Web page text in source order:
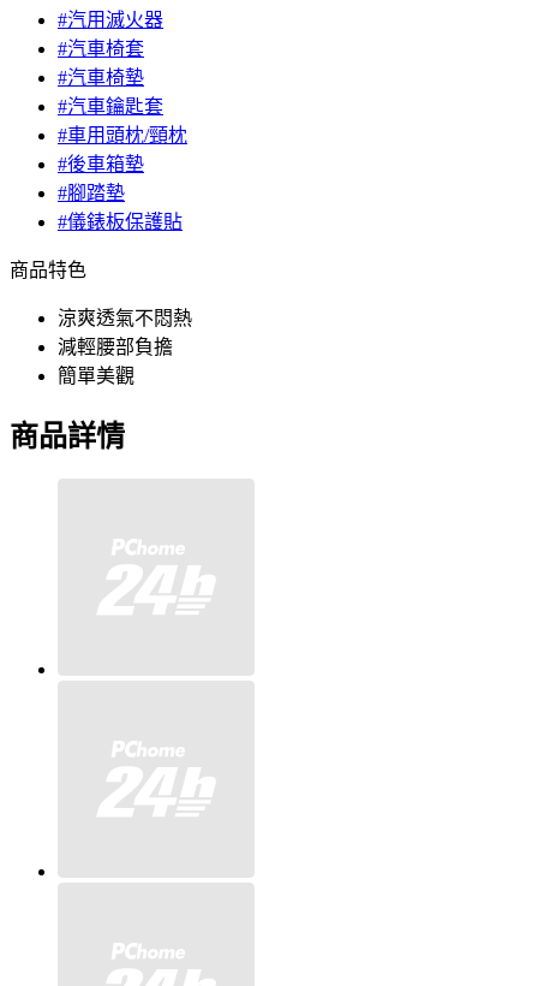
#汽用滅火器
#汽車椅套
#汽車椅墊
#汽車鑰匙套
#車用頭枕/頸枕
#後車箱墊
#腳踏墊
#儀錶板保護貼
商品特色
涼爽透氣不悶熱
減輕腰部負擔
簡單美觀
商品詳情